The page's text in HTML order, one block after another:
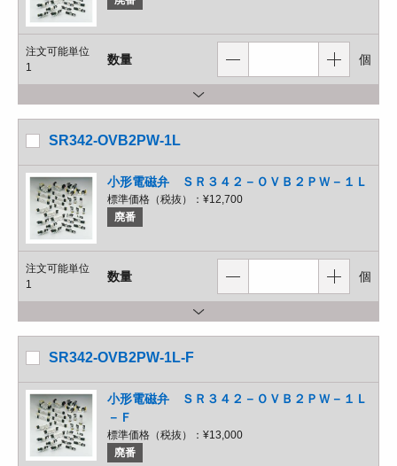
注文可能単位
1
数量 個
SR342-OVB2PW-1L
小形電磁弁 ＳＲ３４２－ＯＶＢ２ＰＷ－１Ｌ
標準価格（税抜）： ¥12,700
廃番
注文可能単位
1
数量 個
SR342-OVB2PW-1L-F
小形電磁弁 ＳＲ３４２－ＯＶＢ２ＰＷ－１Ｌ
－Ｆ
標準価格（税抜）： ¥13,000
廃番